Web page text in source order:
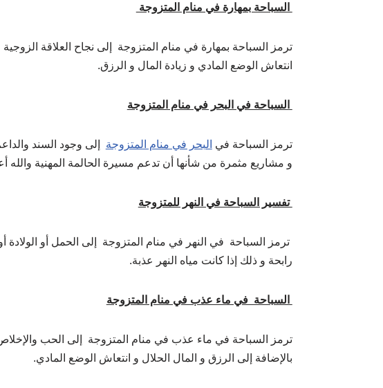
السباحة بمهارة في منام المتزوجة
ترمز السباحة بمهارة في منام المتزوجة إلى نجاح العلاقة
انتعاش الوضع المادي و زيادة المال و الرزق.
السباحة في البحر في منام المتزوجة
ترمز السباحة في البحر في منام المتزوجة إلى وجود السند
و مشاريع مثمرة من شأنها أن تدعم مسيرة الحالمة المهنية والله
تفسير السباحة في النهر للمتزوجة
ترمز السباحة في النهر في منام المتزوجة إلى الحمل أو
رابحة و ذلك إذا كانت مياه النهر عذبة.
السباحة في ماء عذب في منام المتزوجة
ترمز السباحة في ماء عذب في منام المتزوجة إلى الحب والإخلاص
بالإضافة إلى الرزق و المال الحلال و انتعاش الوضع المادي.